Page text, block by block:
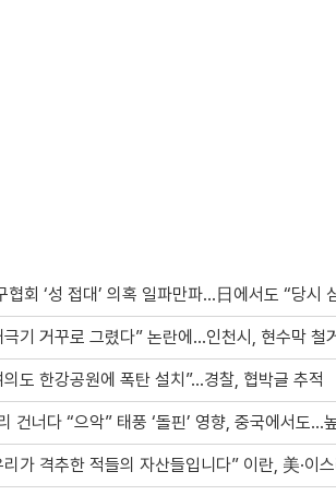
회 ‘성 접대’ 의혹 일파만파…日에서도 “당시 심판 4명 조
극기 거꾸로 그렸다” 논란에…인천시, 현수막 철
의도 한강공원에 폭탄 설치”…경찰, 협박글 추적
너다 “으악” 태풍 ‘돌핀’ 영향, 중국에서도…높은 파도에 휩쓸려 9세 아이 실종
가 격추한 적들의 자산들입니다” 이란, 美·이스라엘 격추 드론 전시